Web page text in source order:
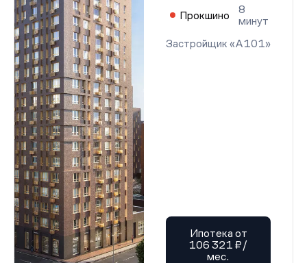
Прокшино
8
минут
Застройщик «А101»
Ипотека от
106 321 ₽/
мес.